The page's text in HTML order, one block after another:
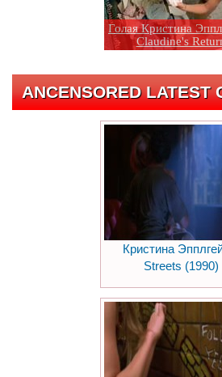
Голая Кристина
Claudine's
ANCENSORED LATEST
Кристина
Streets (1990)